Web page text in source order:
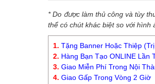
* Do được làm thủ công và tùy
thể có chút khác biệt so với hình
1. Tặng Banner Hoặc Thiệp
2. Hàng Bạn Tạo ONLINE Lần
3. Giao Miễn Phí Trong Nội
4. Giao Gấp Trong Vòng 2 Giờ